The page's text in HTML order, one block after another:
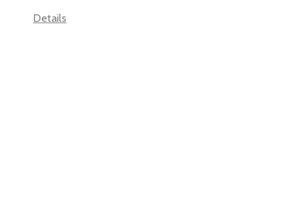
Details